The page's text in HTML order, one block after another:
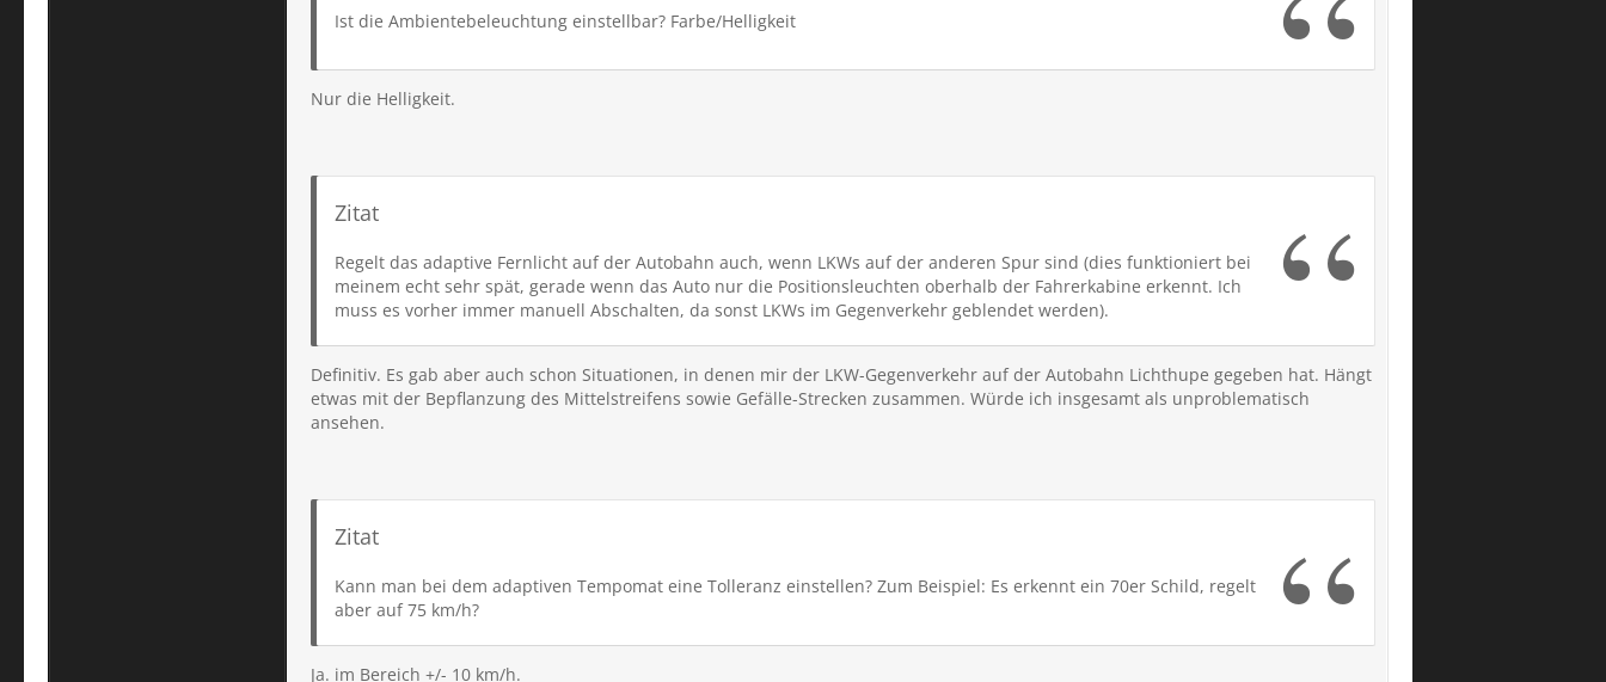
Ist die Ambientebeleuchtung einstellbar? Farbe/Helligkeit
Nur die Helligkeit.
Zitat
Regelt das adaptive Fernlicht auf der Autobahn auch, wenn LKWs auf der anderen Spur sind (dies funktioniert bei
meinem echt sehr spät, gerade wenn das Auto nur die Positionsleuchten oberhalb der Fahrerkabine erkennt. Ich
muss es vorher immer manuell Abschalten, da sonst LKWs im Gegenverkehr geblendet werden).
Definitiv. Es gab aber auch schon Situationen, in denen mir der LKW-Gegenverkehr auf der Autobahn Lichthupe gegeben hat. Hängt
etwas mit der Bepflanzung des Mittelstreifens sowie Gefälle-Strecken zusammen. Würde ich insgesamt als unproblematisch
ansehen.
Zitat
Kann man bei dem adaptiven Tempomat eine Tolleranz einstellen? Zum Beispiel: Es erkennt ein 70er Schild, regelt
aber auf 75 km/h?
Ja. im Bereich +/- 10 km/h.